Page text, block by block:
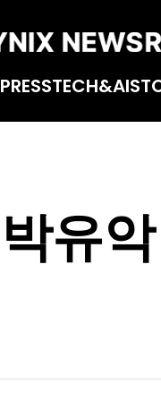
PRESSTECH&AI
박유악